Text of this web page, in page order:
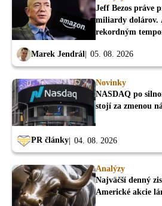
Jeff Bezos práve
miliardy dolárov.
rekordným
Marek Jendrál 05. 08. 2026
Novinky
NASDAQ po
stojí za zmenou
PR články 04. 08. 2026
Analýzy
Najväčší denný
Americké akcie